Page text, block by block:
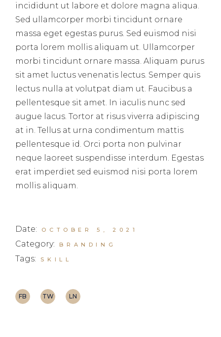
incididunt ut labore et dolore magna aliqua.
Sed ullamcorper morbi tincidunt ornare
massa eget egestas purus. Sed euismod nisi
porta lorem mollis aliquam ut. Ullamcorper
morbi tincidunt ornare massa. Aliquam purus
sit amet luctus venenatis lectus. Semper quis
lectus nulla at volutpat diam ut. Faucibus a
pellentesque sit amet. In iaculis nunc sed
augue lacus. Tortor at risus viverra adipiscing
at in. Tellus at urna condimentum mattis
pellentesque id. Orci porta non pulvinar
neque laoreet suspendisse interdum. Egestas
erat imperdiet sed euismod nisi porta lorem
mollis aliquam.
Date: OCTOBER 5, 2021
Category: BRANDING
Tags: SKILL
FB TW LN